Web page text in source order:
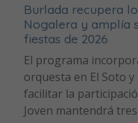
Burlada recupera
Nogalera y amplía
fiestas de 2026
El programa
orquesta en El Soto
facilitar la
Joven mantendrá tres